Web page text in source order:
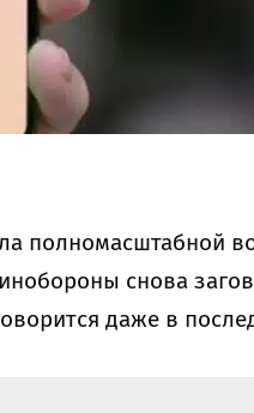
полномасштабной
снова
даже в